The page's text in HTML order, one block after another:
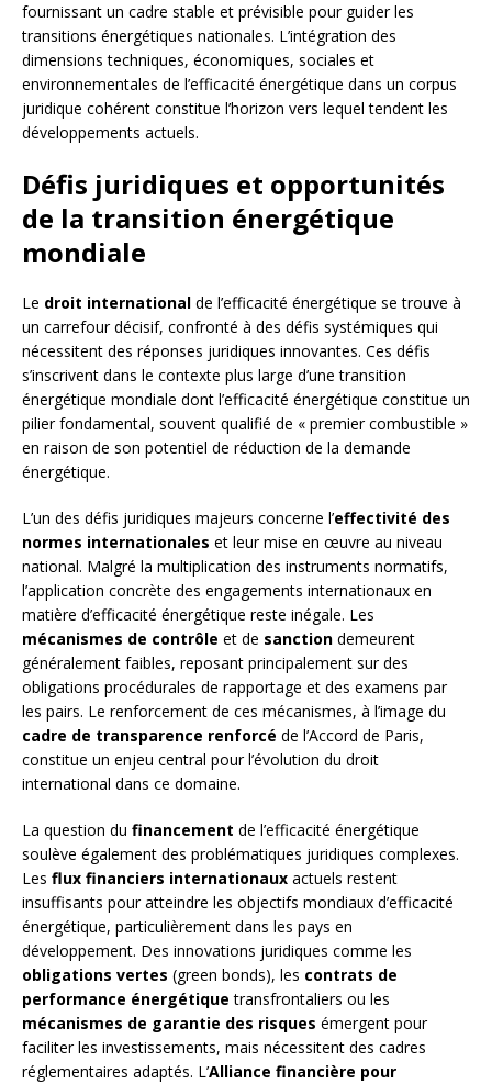
fournissant un cadre stable et prévisible pour guider les
transitions énergétiques nationales. L’intégration des
dimensions techniques, économiques, sociales et
environnementales de l’efficacité énergétique dans un corpus
juridique cohérent constitue l’horizon vers lequel tendent les
développements actuels.
Défis juridiques et opportunités
de la transition énergétique
mondiale
Le droit international de l’efficacité énergétique se trouve à
un carrefour décisif, confronté à des défis systémiques qui
nécessitent des réponses juridiques innovantes. Ces défis
s’inscrivent dans le contexte plus large d’une transition
énergétique mondiale dont l’efficacité énergétique constitue un
pilier fondamental, souvent qualifié de « premier combustible »
en raison de son potentiel de réduction de la demande
énergétique.
L’un des défis juridiques majeurs concerne l’effectivité des
normes internationales et leur mise en œuvre au niveau
national. Malgré la multiplication des instruments normatifs,
l’application concrète des engagements internationaux en
matière d’efficacité énergétique reste inégale. Les
mécanismes de contrôle et de sanction demeurent
généralement faibles, reposant principalement sur des
obligations procédurales de rapportage et des examens par
les pairs. Le renforcement de ces mécanismes, à l’image du
cadre de transparence renforcé de l’Accord de Paris,
constitue un enjeu central pour l’évolution du droit
international dans ce domaine.
La question du financement de l’efficacité énergétique
soulève également des problématiques juridiques complexes.
Les flux financiers internationaux actuels restent
insuffisants pour atteindre les objectifs mondiaux d’efficacité
énergétique, particulièrement dans les pays en
développement. Des innovations juridiques comme les
obligations vertes (green bonds), les contrats de
performance énergétique transfrontaliers ou les
mécanismes de garantie des risques émergent pour
faciliter les investissements, mais nécessitent des cadres
réglementaires adaptés. L’Alliance financière pour